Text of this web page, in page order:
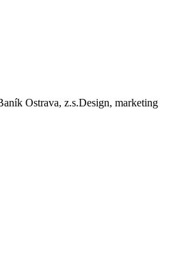
Ostrava, z.s.Design, marketing